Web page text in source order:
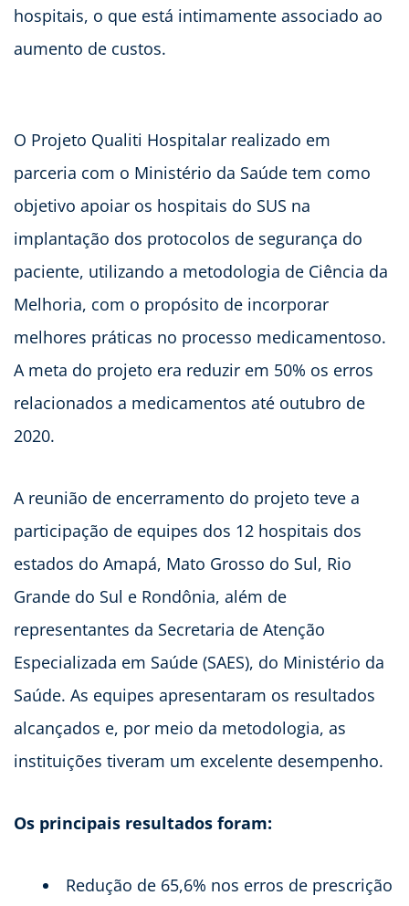
hospitais, o que está intimamente associado ao
aumento de custos.
O Projeto Qualiti Hospitalar realizado em
parceria com o Ministério da Saúde tem como
objetivo apoiar os hospitais do SUS na
implantação dos protocolos de segurança do
paciente, utilizando a metodologia de Ciência da
Melhoria, com o propósito de incorporar
melhores práticas no processo medicamentoso.
A meta do projeto era reduzir em 50% os erros
relacionados a medicamentos até outubro de
2020.
A reunião de encerramento do projeto teve a
participação de equipes dos 12 hospitais dos
estados do Amapá, Mato Grosso do Sul, Rio
Grande do Sul e Rondônia, além de
representantes da Secretaria de Atenção
Especializada em Saúde (SAES), do Ministério da
Saúde. As equipes apresentaram os resultados
alcançados e, por meio da metodologia, as
instituições tiveram um excelente desempenho.
Os principais resultados foram:
Redução de 65,6% nos erros de prescrição